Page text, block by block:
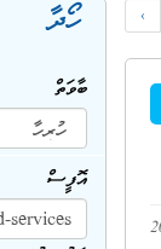
ހޯދާ
ބާވަތް
އޮފީސް
‹